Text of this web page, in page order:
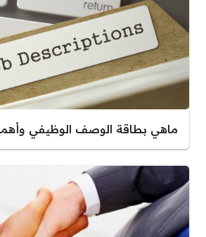
ماهي بطاقة الوصف الوظيفي